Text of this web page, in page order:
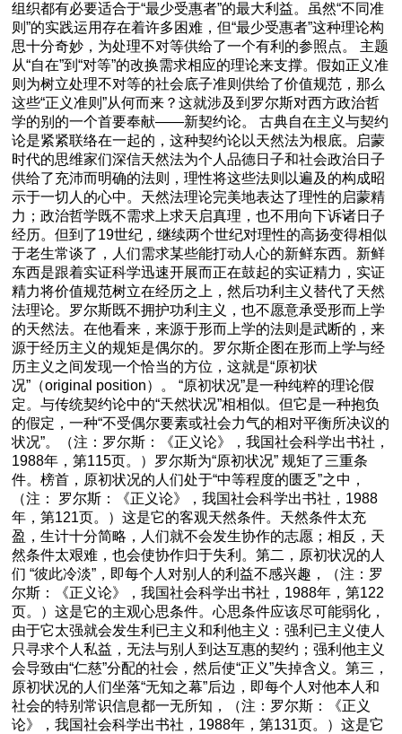
组织都有必要适合于“最少受惠者”的最大利益。虽然“不同准
则”的实践运用存在着许多困难，但“最少受惠者”这种理论构
思十分奇妙，为处理不对等供给了一个有利的参照点。 主题
从“自在”到“对等”的改换需求相应的理论来支撑。假如正义准
则为树立处理不对等的社会底子准则供给了价值规范，那么
这些“正义准则”从何而来？这就涉及到罗尔斯对西方政治哲
学的别的一个首要奉献——新契约论。 古典自在主义与契约
论是紧紧联络在一起的，这种契约论以天然法为根底。启蒙
时代的思维家们深信天然法为个人品德日子和社会政治日子
供给了充沛而明确的法则，理性将这些法则以遍及的构成昭
示于一切人的心中。天然法理论完美地表达了理性的启蒙精
力；政治哲学既不需求上求天启真理，也不用向下诉诸日子
经历。但到了19世纪，继续两个世纪对理性的高扬变得相似
于老生常谈了，人们需求某些能打动人心的新鲜东西。新鲜
东西是跟着实证科学迅速开展而正在鼓起的实证精力，实证
精力将价值规范树立在经历之上，然后功利主义替代了天然
法理论。罗尔斯既不拥护功利主义，也不愿意承受形而上学
的天然法。在他看来，来源于形而上学的法则是武断的，来
源于经历主义的规矩是偶尔的。罗尔斯企图在形而上学与经
历主义之间发现一个恰当的方位，这就是“原初状
况”（original position）。 “原初状况”是一种纯粹的理论假
定。与传统契约论中的“天然状况”相相似。但它是一种抱负
的假定，一种“不受偶尔要素或社会力气的相对平衡所决议的
状况”。（注：罗尔斯：《正义论》，我国社会科学出书社，
1988年，第115页。）罗尔斯为“原初状况” 规矩了三重条
件。榜首，原初状况的人们处于“中等程度的匮乏”之中，
（注： 罗尔斯：《正义论》，我国社会科学出书社，1988
年，第121页。）这是它的客观天然条件。天然条件太充
盈，生计十分简略，人们就不会发生协作的志愿；相反，天
然条件太艰难，也会使协作归于失利。第二，原初状况的人
们 “彼此冷淡”，即每个人对别人的利益不感兴趣，（注：罗
尔斯：《正义论》，我国社会科学出书社，1988年，第122
页。）这是它的主观心思条件。心思条件应该尽可能弱化，
由于它太强就会发生利已主义和利他主义：强利已主义使人
只寻求个人私益，无法与别人到达互惠的契约；强利他主义
会导致由“仁慈”分配的社会，然后使“正义”失掉含义。第三，
原初状况的人们坐落“无知之幕”后边，即每个人对他本人和
社会的特别常识信息都一无所知，（注：罗尔斯：《正义
论》，我国社会科学出书社，1988年，第131页。）这是它